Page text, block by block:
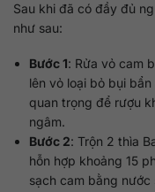
Sau khi đã có đầy đủ
như sau:
Bước 1: Rửa vỏ cam
lên vỏ loại bỏ bụi
quan trọng để rượu
ngâm.
Bước 2: Trộn 2 thìa
hỗn hợp khoảng 15
sạch cam bằng nước